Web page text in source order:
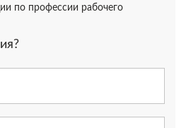
по профессии рабочего